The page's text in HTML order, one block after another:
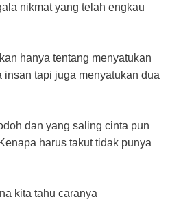
nikmat yang telah engkau
hanya tentang menyatukan
insan tapi juga menyatukan dua
dan yang saling cinta pun
harus takut tidak punya
kita tahu caranya